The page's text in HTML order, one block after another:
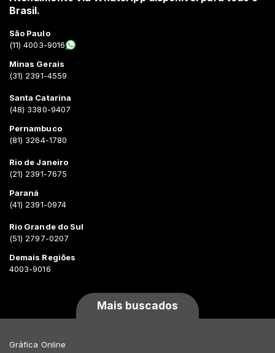
Brasil.
São Paulo
(11) 4003-9016
Minas Gerais
(31) 2391-4559
Santa Catarina
(48) 3380-9407
Pernambuco
(81) 3264-1780
Rio de Janeiro
(21) 2391-7675
Paraná
(41) 2391-0974
Rio Grande do Sul
(51) 2797-0207
Demais Regiões
4003-9016
Mais buscados
Gráfica Online